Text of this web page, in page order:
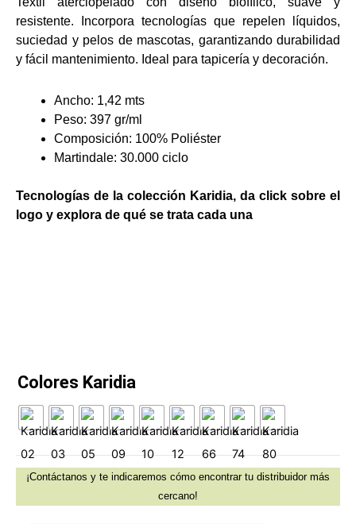
Textiles Premium
Premium
Tapicería
Jacquard
Tejido de
Cama
Género
Matelasse
resistente. Incorpora tecnologías que repelen líquidos,
suciedad y pelos de mascotas, garantizando durabilidad
y fácil mantenimiento. Ideal para tapicería y decoración.
Ancho: 1,42 mts
Peso: 397 gr/ml
Composición: 100% Poliéster
Martindale: 30.000 ciclo
Tecnologías de la colección Karidia, da click sobre el
logo y explora de qué se trata cada una
Colores Karidia
¡Contáctanos y te indicaremos cómo encontrar tu distribuidor más
cercano!